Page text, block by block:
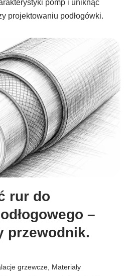
pomp i uniknąć
projektowaniu podłogówki.
rur do
–
przewodnik.
grzewcze, Materiały